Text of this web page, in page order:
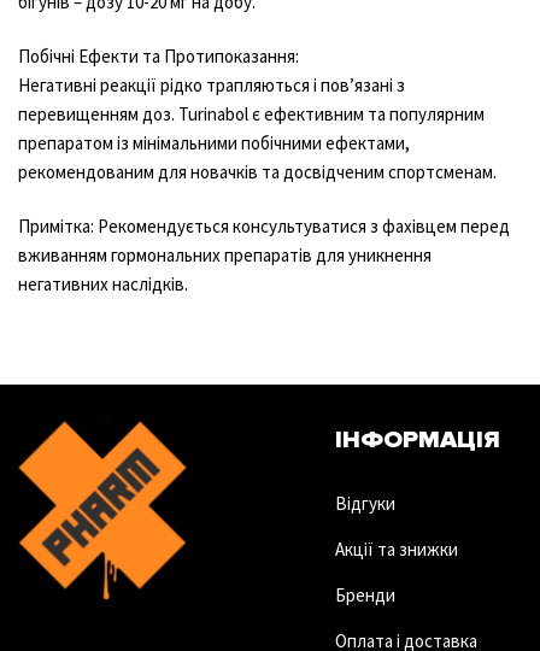
Побічні Ефекти та Протипоказання:
Негативні реакції рідко трапляються і пов’язані з
перевищенням доз. Turinabol є ефективним та популярним
препаратом із мінімальними побічними ефектами,
рекомендованим для новачків та досвідченим спортсменам.
Примітка: Рекомендується консультуватися з фахівцем перед
вживанням гормональних препаратів для уникнення
негативних наслідків.
ІНФОРМАЦІЯ
Відгуки
Акції та знижки
Бренди
Оплата і доставка